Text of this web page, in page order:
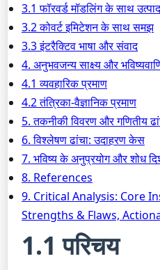
3.1 फॉरवर्ड मॉडलिंग के साथ
3.2 कोवर्ट इमिटेशन के साथ समझ
3.3 इंटरैक्टिव भाषा और संवाद
4. अनुभवजन्य साक्ष्य और
4.1 व्यवहारिक प्रमाण
4.2 तंत्रिका-वैज्ञानिक प्रमाण
5. तकनीकी विवरण और गणितीय
6. विश्लेषण ढांचा: उदाहरण केस
7. भविष्य के अनुप्रयोग और शोध
8. References
9. Critical Analysis: Core
Strengths & Flaws,
1.1 परिचय